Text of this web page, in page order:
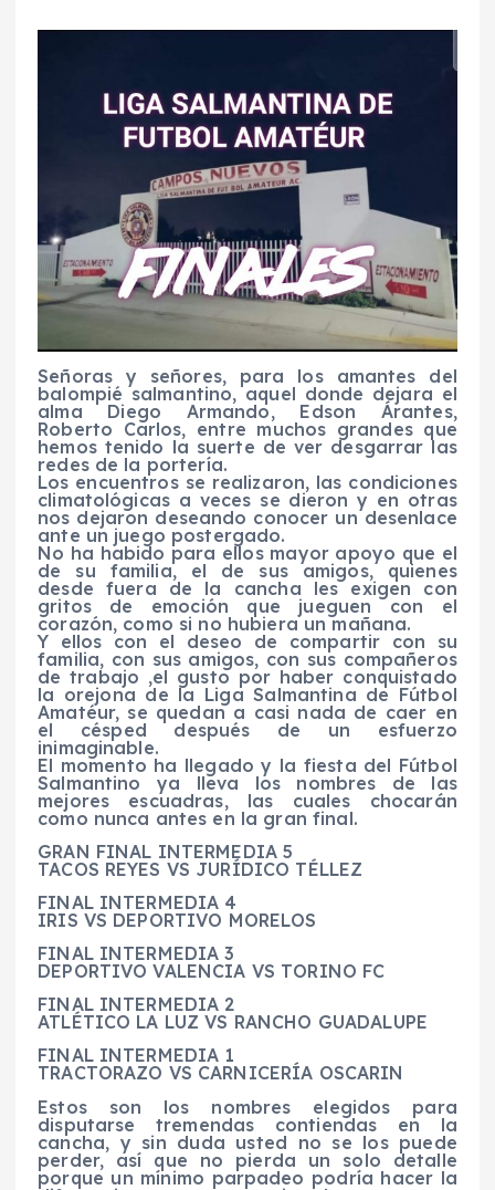
Señoras y señores, para los amantes del
balompié salmantino, aquel donde dejara el
alma Diego Armando, Edson Árantes,
Roberto Carlos, entre muchos grandes que
hemos tenido la suerte de ver desgarrar las
redes de la portería.
Los encuentros se realizaron, las condiciones
climatológicas a veces se dieron y en otras
nos dejaron deseando conocer un desenlace
ante un juego postergado.
No ha habido para ellos mayor apoyo que el
de su familia, el de sus amigos, quienes
desde fuera de la cancha les exigen con
gritos de emoción que jueguen con el
corazón, como si no hubiera un mañana.
Y ellos con el deseo de compartir con su
familia, con sus amigos, con sus compañeros
de trabajo ,el gusto por haber conquistado
la orejona de la Liga Salmantina de Fútbol
Amatéur, se quedan a casi nada de caer en
el césped después de un esfuerzo
inimaginable.
El momento ha llegado y la fiesta del Fútbol
Salmantino ya lleva los nombres de las
mejores escuadras, las cuales chocarán
como nunca antes en la gran final.
GRAN FINAL INTERMEDIA 5
TACOS REYES VS JURÍDICO TÉLLEZ
FINAL INTERMEDIA 4
IRIS VS DEPORTIVO MORELOS
FINAL INTERMEDIA 3
DEPORTIVO VALENCIA VS TORINO FC
FINAL INTERMEDIA 2
ATLÉTICO LA LUZ VS RANCHO GUADALUPE
FINAL INTERMEDIA 1
TRACTORAZO VS CARNICERÍA OSCARIN
Estos son los nombres elegidos para
disputarse tremendas contiendas en la
cancha, y sin duda usted no se los puede
perder, así que no pierda un solo detalle
porque un mínimo parpadeo podría hacer la